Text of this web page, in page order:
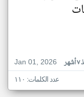
Jan 01, 2026
عدد الكلمات: ١١٠